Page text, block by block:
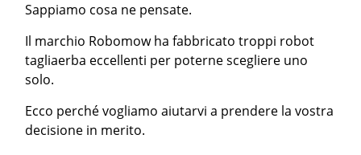
Sappiamo cosa ne pensate.
Il marchio Robomow ha fabbricato troppi robot
tagliaerba eccellenti per poterne scegliere uno
solo.
Ecco perché vogliamo aiutarvi a prendere la vostra
decisione in merito.